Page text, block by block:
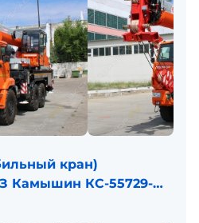
кран)
КС-55729-